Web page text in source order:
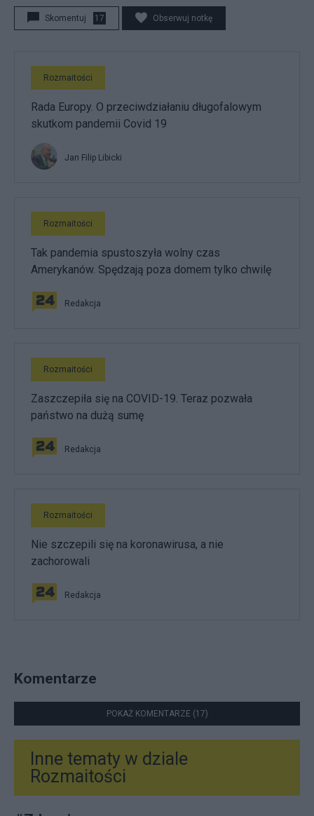
Skomentuj 17 Obserwuj notkę
Rozmaitości
Rada Europy. O przeciwdziałaniu długofalowym
skutkom pandemii Covid 19
Jan Filip Libicki
Rozmaitości
Tak pandemia spustoszyła wolny czas
Amerykanów. Spędzają poza domem tylko chwilę
Redakcja
Rozmaitości
Zaszczepiła się na COVID-19. Teraz pozwała
państwo na dużą sumę
Redakcja
Rozmaitości
Nie szczepili się na koronawirusa, a nie
zachorowali
Redakcja
Komentarze
POKAŻ KOMENTARZE (17)
Inne tematy w dziale
Rozmaitości